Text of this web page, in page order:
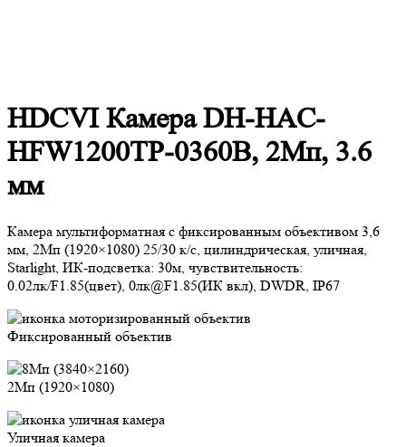
HDCVI Камера DH-HAC-
HFW1200TP-0360B, 2Mп, 3.6
мм
Камера мультиформатная с фиксированным объективом 3,6
мм, 2Mп (1920×1080) 25/30 к/с, цилиндрическая, уличная,
Starlight, ИК-подсветка: 30м, чувствительность:
0.02лк/F1.85(цвет), 0лк@F1.85(ИК вкл), DWDR, IP67
Фиксированный объектив
2Мп (1920×1080)
Уличная камера